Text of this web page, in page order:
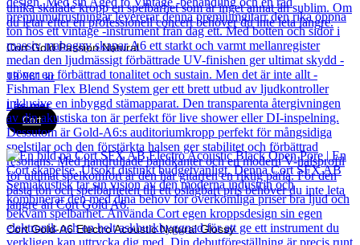
Cort Gold Passion Natural
19 061kr
Läs mer
Cort
Cort Gold-A6 Electro Acoustic Natural Glossy